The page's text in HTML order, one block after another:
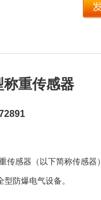
重传感器
传感器（以下简称传感
防爆电气设备。